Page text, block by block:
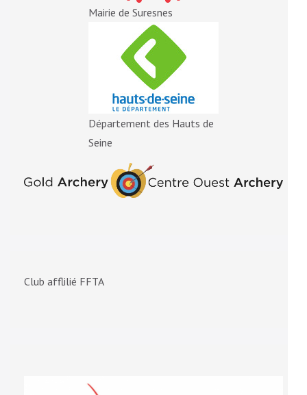
Mairie de Suresnes
Département des Hauts de
Seine
Club afflilié FFTA